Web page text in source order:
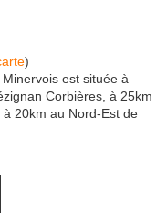
)
est située à
Corbières, à 25km
20km au Nord-Est de